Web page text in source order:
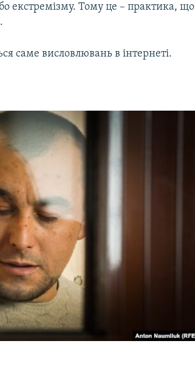
екстремізму. Тому це – практика, що
саме висловлювань в інтернеті.